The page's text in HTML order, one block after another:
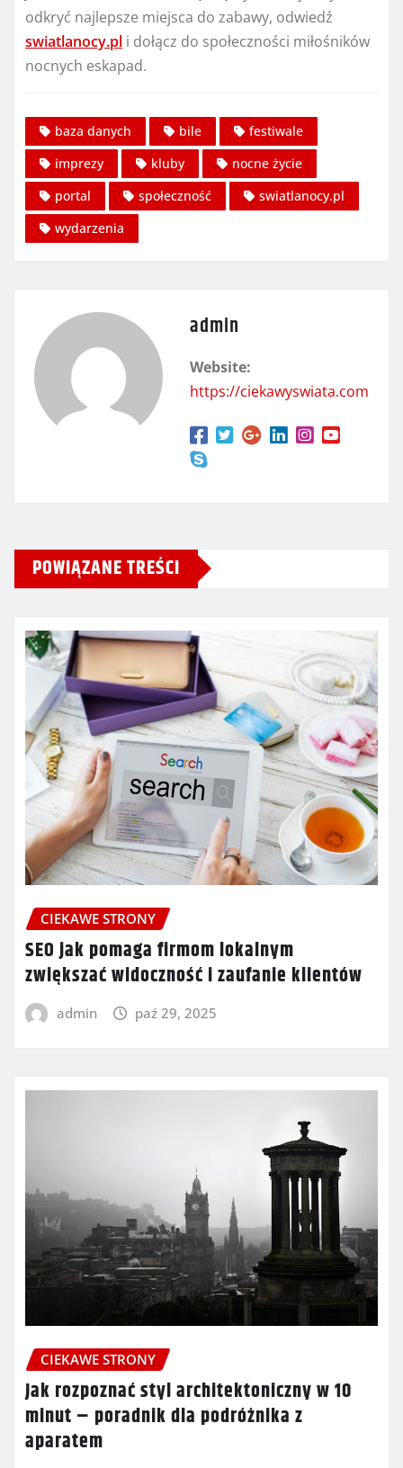
odkryć najlepsze miejsca do zabawy, odwiedź
swiatlanocy.pl i dołącz do społeczności miłośników
nocnych eskapad.
baza danych bile
festiwale
imprezy
kluby
nocne życie
portal
społeczność
swiatlanocy.pl
wydarzenia
admin
Website:
https://ciekawyswiata.com
POWIĄZANE TREŚCI
CIEKAWE STRONY
SEO jak pomaga firmom lokalnym
zwiększać widoczność i zaufanie klientów
admin paź 29, 2025
CIEKAWE STRONY
Jak rozpoznać styl architektoniczny w 10
minut – poradnik dla podróżnika z
aparatem